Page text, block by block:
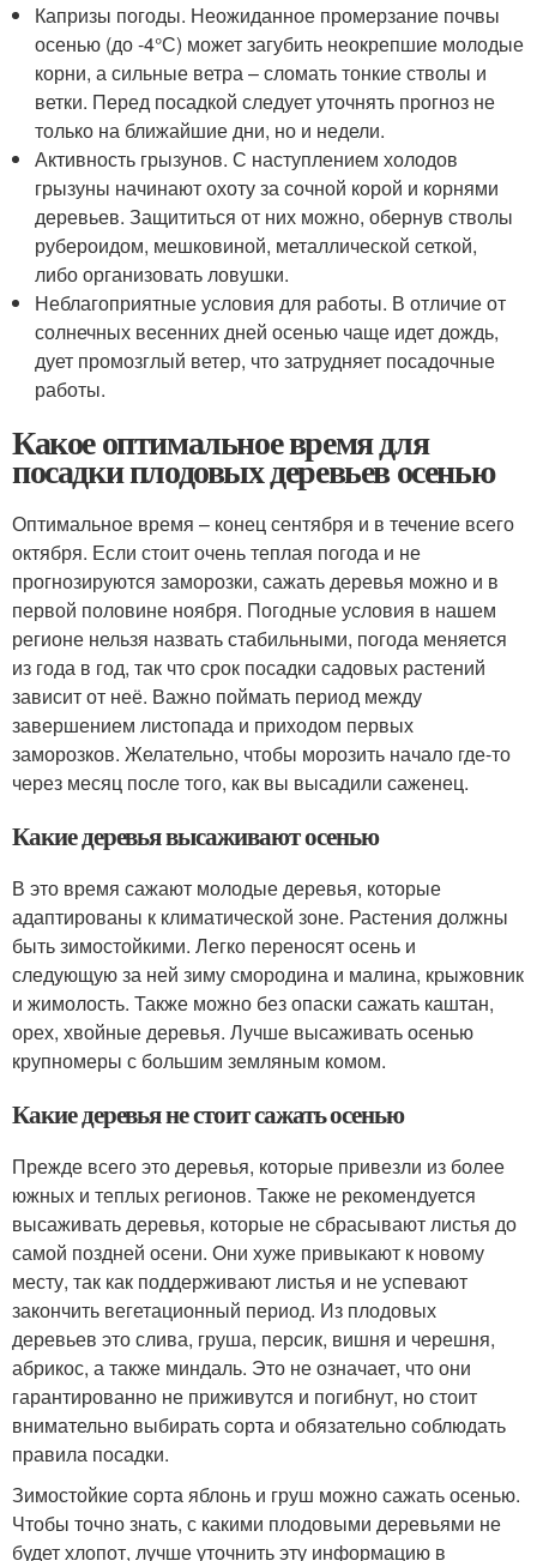
Капризы погоды. Неожиданное промерзание почвы
осенью (до -4°С) может загубить неокрепшие молодые
корни, а сильные ветра – сломать тонкие стволы и
ветки. Перед посадкой следует уточнять прогноз не
только на ближайшие дни, но и недели.
Активность грызунов. С наступлением холодов
грызуны начинают охоту за сочной корой и корнями
деревьев. Защититься от них можно, обернув стволы
рубероидом, мешковиной, металлической сеткой,
либо организовать ловушки.
Неблагоприятные условия для работы. В отличие от
солнечных весенних дней осенью чаще идет дождь,
дует промозглый ветер, что затрудняет посадочные
работы.
Какое оптимальное время для
посадки плодовых деревьев осенью
Оптимальное время – конец сентября и в течение всего
октября. Если стоит очень теплая погода и не
прогнозируются заморозки, сажать деревья можно и в
первой половине ноября. Погодные условия в нашем
регионе нельзя назвать стабильными, погода меняется
из года в год, так что срок посадки садовых растений
зависит от неё. Важно поймать период между
завершением листопада и приходом первых
заморозков. Желательно, чтобы морозить начало где-то
через месяц после того, как вы высадили саженец.
Какие деревья высаживают осенью
В это время сажают молодые деревья, которые
адаптированы к климатической зоне. Растения должны
быть зимостойкими. Легко переносят осень и
следующую за ней зиму смородина и малина, крыжовник
и жимолость. Также можно без опаски сажать каштан,
орех, хвойные деревья. Лучше высаживать осенью
крупномеры с большим земляным комом.
Какие деревья не стоит сажать осенью
Прежде всего это деревья, которые привезли из более
южных и теплых регионов. Также не рекомендуется
высаживать деревья, которые не сбрасывают листья до
самой поздней осени. Они хуже привыкают к новому
месту, так как поддерживают листья и не успевают
закончить вегетационный период. Из плодовых
деревьев это слива, груша, персик, вишня и черешня,
абрикос, а также миндаль. Это не означает, что они
гарантированно не приживутся и погибнут, но стоит
внимательно выбирать сорта и обязательно соблюдать
правила посадки.
Зимостойкие сорта яблонь и груш можно сажать осенью.
Чтобы точно знать, с какими плодовыми деревьями не
будет хлопот, лучше уточнить эту информацию в